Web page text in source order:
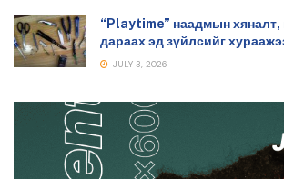
“Playtime” наадмын хяналт,
дараах эд зүйлсийг
JULY 3, 2026